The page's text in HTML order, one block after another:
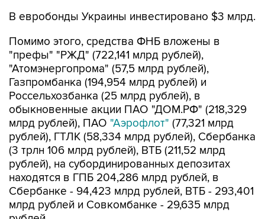
В евробонды Украины инвестировано $3 млрд.
Помимо этого, средства ФНБ вложены в
"префы" "РЖД" (722,141 млрд рублей),
"Атомэнергопрома" (57,5 млрд рублей),
Газпромбанка (194,954 млрд рублей) и
Россельхозбанка (25 млрд рублей), в
обыкновенные акции ПАО "ДОМ.РФ" (218,329
млрд рублей), ПАО "Аэрофлот" (77,321 млрд
рублей), ГТЛК (58,334 млрд рублей), Сбербанка
(3 трлн 106 млрд рублей), ВТБ (211,52 млрд
рублей), на субординированных депозитах
находятся в ГПБ 204,286 млрд рублей, в
Сбербанке - 94,423 млрд рублей, ВТБ - 293,401
млрд рублей и Совкомбанке - 29,635 млрд